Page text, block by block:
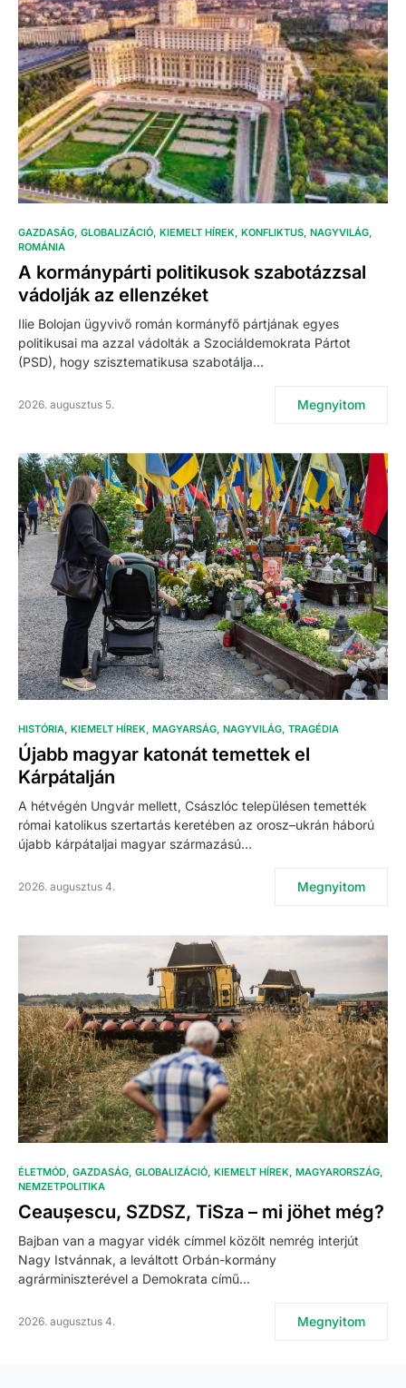
GAZDASÁG GLOBALIZÁCIÓ KIEMELT HÍREK KONFLIKTUS NAGYVILÁG
ROMÁNIA
A kormánypárti politikusok szabotázzsal
vádolják az ellenzéket
Ilie Bolojan ügyvivő román kormányfő pártjának egyes
politikusai ma azzal vádolták a Szociáldemokrata Pártot
(PSD), hogy szisztematikusa szabotálja…
2026. augusztus 5. Megnyitom
HISTÓRIA KIEMELT HÍREK MAGYARSÁG NAGYVILÁG TRAGÉDIA
Újabb magyar katonát temettek el
Kárpátalján
A hétvégén Ungvár mellett, Császlóc településen temették
római katolikus szertartás keretében az orosz–ukrán háború
újabb kárpátaljai magyar származású…
2026. augusztus 4. Megnyitom
ÉLETMÓD GAZDASÁG GLOBALIZÁCIÓ KIEMELT HÍREK MAGYARORSZÁG
NEMZETPOLITIKA
Ceaușescu, SZDSZ, TiSza – mi jöhet még?
Bajban van a magyar vidék címmel közölt nemrég interjút
Nagy Istvánnak, a leváltott Orbán-kormány
agrárminiszterével a Demokrata című…
2026. augusztus 4. Megnyitom